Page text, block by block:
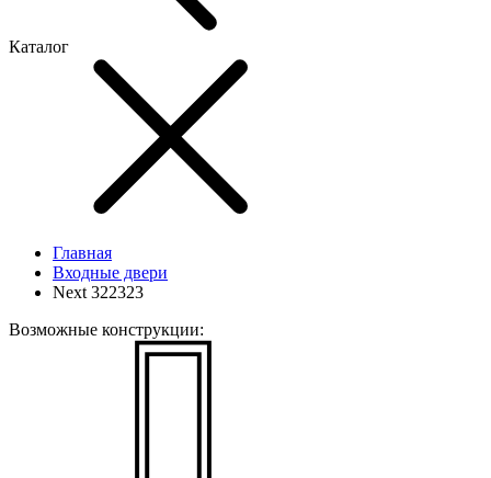
Каталог
Главная
Входные двери
Next 322323
Возможные конструкции: